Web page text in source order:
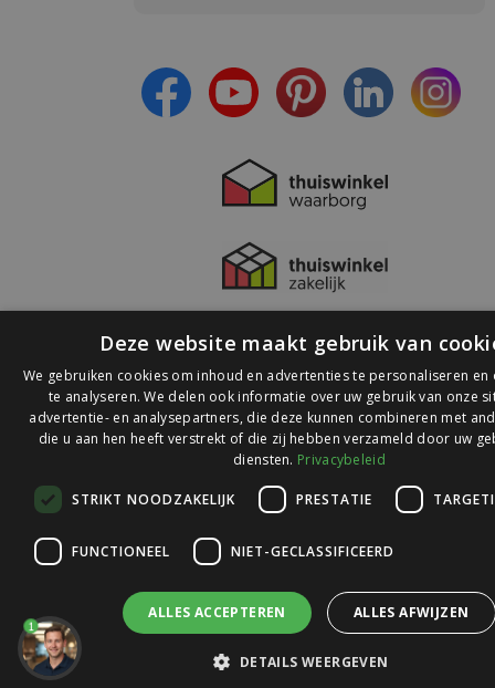
© 2026 Ledlichtdiscounter.nl
op
Webwinkelkeur
1
Deze website maakt gebruik van
We gebruiken cookies om inhoud en advertenties te personaliseren en
te analyseren. We delen ook informatie over uw gebruik van onze
advertentie- en analysepartners, die deze kunnen combineren met
die u aan hen heeft verstrekt of die zij hebben verzameld door uw
diensten. Privacybeleid
STRIKT NOODZAKELIJK PRESTATIE
FUNCTIONEEL NIET-GECLASSIFICEERD
ALLES ACCEPTEREN ALLES AFWIJZEN
DETAILS WEERGEVEN